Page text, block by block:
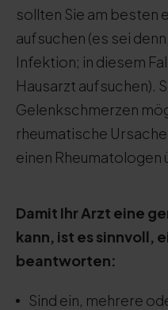
sollten Sie am besten
aufsuchen (es sei
Infektion; in diesem
Hausarzt aufsuchen).
Gelenkschmerzen
rheumatische
einen Rheumatologen
Damit Ihr Arzt eine
kann, ist es sinnvoll,
beantworten:
Sind ein, mehrere